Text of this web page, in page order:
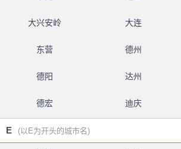
大兴安岭 大连
东营 德州
德阳 达州
德宏 迪庆
E (以E为开头的城市名)